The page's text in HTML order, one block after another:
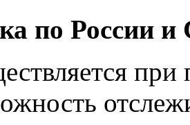
по России
при